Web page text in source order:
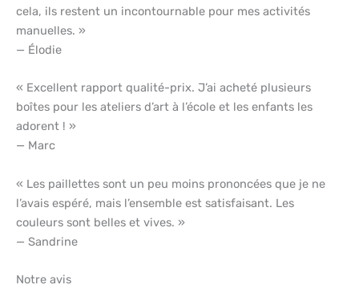
cela, ils restent un incontournable pour mes activités
manuelles. »
— Élodie
« Excellent rapport qualité-prix. J’ai acheté plusieurs
boîtes pour les ateliers d’art à l’école et les enfants les
adorent ! »
— Marc
« Les paillettes sont un peu moins prononcées que je ne
l’avais espéré, mais l’ensemble est satisfaisant. Les
couleurs sont belles et vives. »
— Sandrine
Notre avis